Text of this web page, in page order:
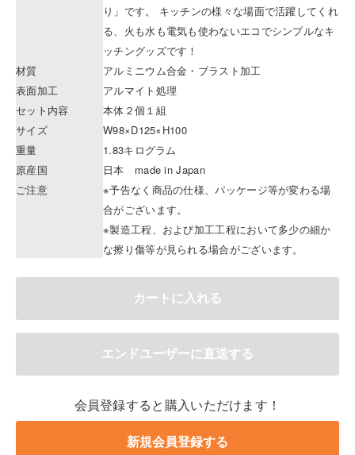
り」です。 キッチンの様々な場面で活躍してくれ
る、火も水も電気も使わないエコでシンプルなキ
ッチングッズです！
材質
アルミニウム合金・ブラスト加工
表面加工
アルマイト処理
セット内容
本体２個１組
サイズ
W98×D125×H100
重量
1.83キログラム
原産国
日本 made in Japan
ご注意
※予告なく商品の仕様、パッケージ等が変わる場
合がございます。
※製造工程、および加工工程において多少の細か
な擦り傷等が見られる場合がございます。
会員登録すると購入いただけます！